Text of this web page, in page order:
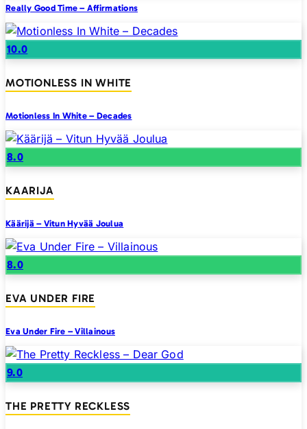
Really Good Time – Affirmations
10.0
MOTIONLESS IN WHITE
Motionless In White – Decades
8.0
KAARIJA
Käärijä – Vitun Hyvää Joulua
8.0
EVA UNDER FIRE
Eva Under Fire – Villainous
9.0
THE PRETTY RECKLESS